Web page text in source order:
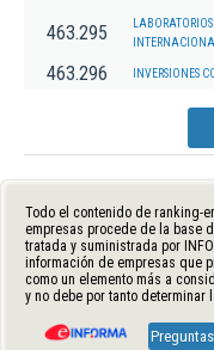
463.295
463.296 INVERSIONES
Todo el contenido de ranking-
empresas procede de la base
tratada y suministrada por
información de empresas que
como un elemento más a
y no debe por tanto determinar